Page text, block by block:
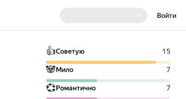
Войти
👍Советую 15
🐼Мило 7
💞Романтично 7